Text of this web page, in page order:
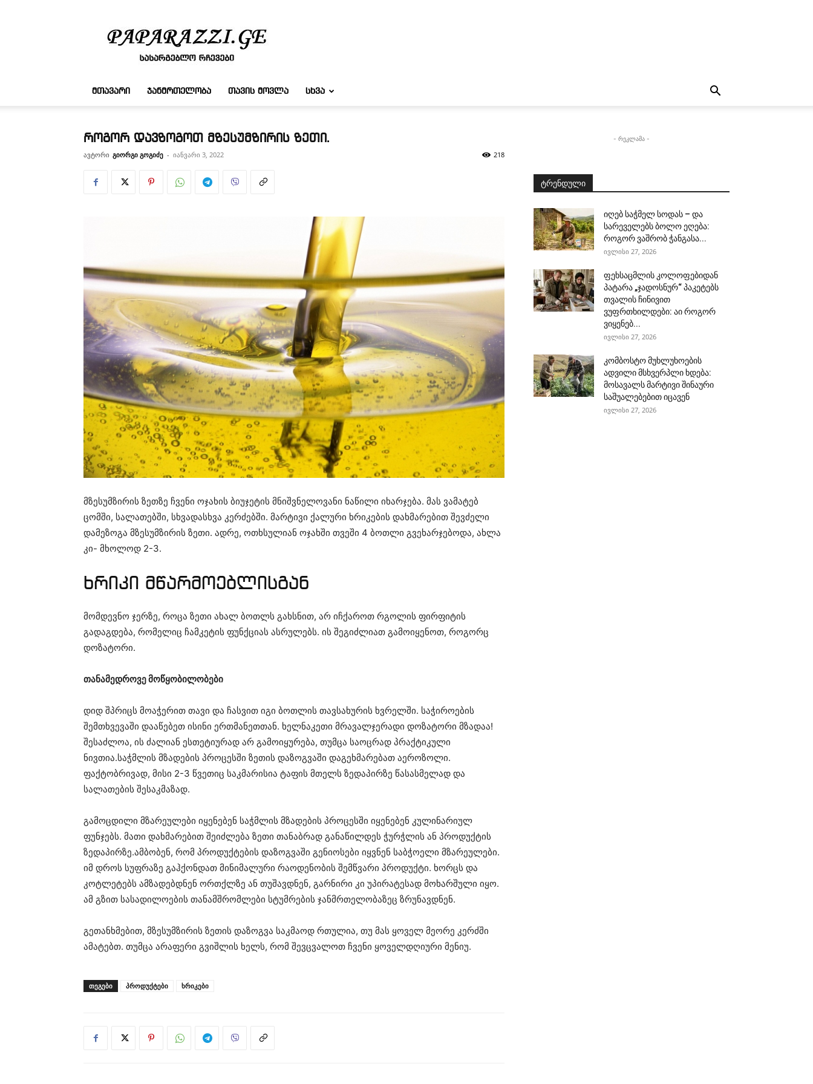
რჩევები
ᲛᲗᲐᲕᲐᲠᲘ ᲯᲐᲜᲛᲠᲗᲔᲚᲝᲑᲐ ᲗᲐᲕᲘᲡ ᲛᲝᲕᲚᲐ ᲡᲮᲕᲐ
როგორ დავზოგოთ მზესუმზირის ზეთი.
ავტორი გიორგი გოგიძე - იანვარი 3, 2022 218
მზესუმზირის ზეთზე ჩვენი ოჯახის ბიუჯეტის მნიშვნელოვანი ნაწილი იხარჯება. მას ვამატებ
ცომში, სალათებში, სხვადასხვა კერძებში. მარტივი ქალური ხრიკების დახმარებით შევძელი
დამეზოგა მზესუმზირის ზეთი. ადრე, ოთხსულიან ოჯახში თვეში 4 ბოთლი გვეხარჯებოდა, ახლა
კი- მხოლოდ 2-3.
ხრიკი მწარმოებლისგან
მომდევნო ჯერზე, როცა ზეთი ახალ ბოთლს გახსნით, არ იჩქაროთ რგოლის ფირფიტის
გადაგდება, რომელიც ჩამკეტის ფუნქციას ასრულებს. ის შეგიძლიათ გამოიყენოთ, როგორც
დოზატორი.
თანამედროვე მოწყობილობები
დიდ შპრიცს მოაჭერით თავი და ჩასვით იგი ბოთლის თავსახურის ხვრელში. საჭიროების
შემთხვევაში დააწებეთ ისინი ერთმანეთთან. ხელნაკეთი მრავალჯერადი დოზატორი მზადაა!
შესაძლოა, ის ძალიან ესთეტიურად არ გამოიყურება, თუმცა საოცრად პრაქტიკული
ნივთია.საჭმლის მზადების პროცესში ზეთის დაზოგვაში დაგეხმარებათ აეროზოლი.
ფაქტობრივად, მისი 2-3 წვეთიც საკმარისია ტაფის მთელს ზედაპირზე წასასმელად და
სალათების შესაკმაზად.
გამოცდილი მზარეულები იყენებენ საჭმლის მზადების პროცესში იყენებენ კულინარიულ
ფუნჯებს. მათი დახმარებით შეიძლება ზეთი თანაბრად განაწილდეს ჭურჭლის ან პროდუქტის
ზედაპირზე.ამბობენ, რომ პროდუქტების დაზოგვაში გენიოსები იყვნენ საბჭოელი მზარეულები.
იმ დროს სუფრაზე გაჰქონდათ მინიმალური რაოდენობის შემწვარი პროდუქტი. ხორცს და
კოტლეტებს ამზადებდნენ ორთქლზე ან თუშავდნენ, გარნირი კი უპირატესად მოხარშული იყო.
ამ გზით სასადილოების თანამშრომლები სტუმრების ჯანმრთელობაზეც ზრუნავდნენ.
გეთანხმებით, მზესუმზირის ზეთის დაზოგვა საკმაოდ რთულია, თუ მას ყოველ მეორე კერძში
ამატებთ. თუმცა არაფერი გვიშლის ხელს, რომ შევცვალოთ ჩვენი ყოველდღიური მენიუ.
ᲗᲔᲒᲔᲑᲘ პროდუქტები ხრიკები
- რეკლამა -
ტრენდული
იღებ საჭმელ სოდას – და
სარეველებს ბოლო ეღება:
როგორ ვაშრობ ჭანგასა...
ივლისი 27, 2026
ფეხსაცმლის კოლოფებიდან
პატარა „ჯადოსნურ“ პაკეტებს
თვალის ჩინივით
ვუფრთხილდები: აი როგორ
ვიყენებ...
ივლისი 27, 2026
კომბოსტო მუხლუხოების
ადვილი მსხვერპლი ხდება:
მოსავალს მარტივი შინაური
საშუალებებით იცავენ
ივლისი 27, 2026